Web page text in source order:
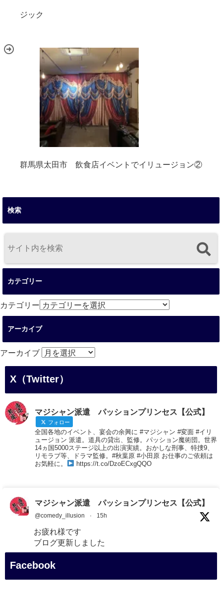
ジック
群馬県太田市 飲食店イベントでイリュージョン②
検索
カテゴリー
カテゴリー
アーカイブ
アーカイブ
X（Twitter）
マジシャン派遣 パッションプリンセス【公式】
フォロー
全国各地のイベント、宴会の余興に #マジシャン #変面 #イリ
ュージョン 派遣。道具の貸出、監修。パッション魔術団。世界
14ヵ国5000ステージ以上の出演実績。おかしな刑事、特捜9、
リモラブ等、ドラマ監修。#秋葉原 #小田原 お仕事のご依頼は
お気軽に。
https://t.co/DzoECxgQQO
マジシャン派遣 パッションプリンセス【公式】
@comedy_illusion · 15h
お疲れ様です
ブログ更新しました
「マジシャン和歌山旅 白浜町・円月島」
Facebook